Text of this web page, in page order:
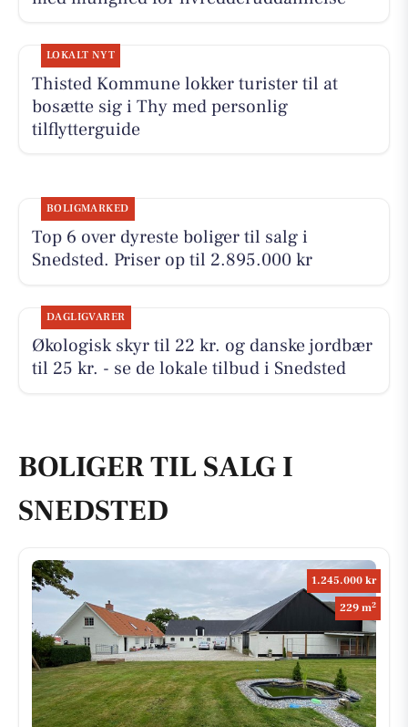
LOKALT NYT
Thisted Kommune lokker turister til at
bosætte sig i Thy med personlig
tilflytterguide
BOLIGMARKED
Top 6 over dyreste boliger til salg i
Snedsted. Priser op til 2.895.000 kr
DAGLIGVARER
Økologisk skyr til 22 kr. og danske jordbær
til 25 kr. - se de lokale tilbud i Snedsted
BOLIGER TIL SALG I
SNEDSTED
1.245.000 kr
229 m2